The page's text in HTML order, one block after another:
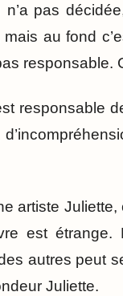
pas
mais au fond
responsable.
responsable
artiste
est étrange.
autres peut
Juliette.